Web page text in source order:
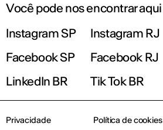
Você pode nos encontrar aqui
Instagram SP
Instagram RJ
Facebook SP
Facebook RJ
LinkedIn BR
Tik Tok BR
Privacidade Política de cookies